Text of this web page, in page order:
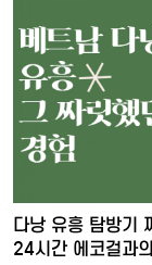
다낭 유흥 탐방기
24시간 에코걸과